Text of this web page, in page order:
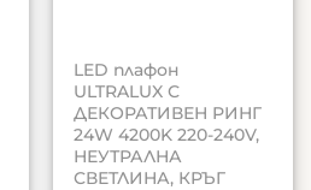
LED плафон
ULTRALUX С
ДЕКОРАТИВЕН РИНГ
24W 4200K 220-240V,
НЕУТРАЛНА
СВЕТЛИНА, КРЪГ